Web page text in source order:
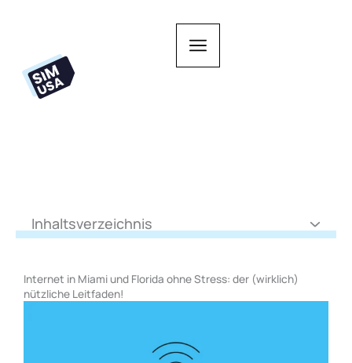
Inhaltsverzeichnis
Internet in Miami und Florida ohne Stress: der (wirklich)
nützliche Leitfaden!